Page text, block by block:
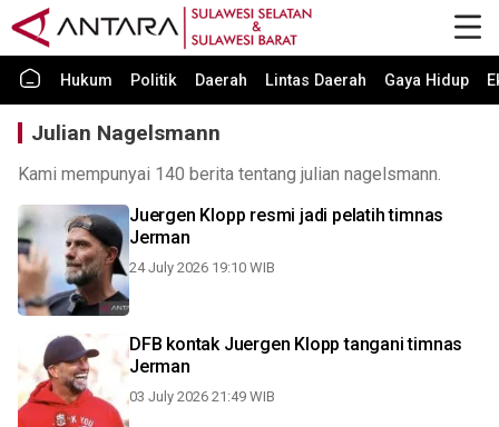
Hukum Politik Daerah Lintas Daerah Gaya Hidup
Julian Nagelsmann
Kami mempunyai 140 berita tentang julian nagelsmann.
Juergen Klopp resmi jadi pelatih timnas
Jerman
24 July 2026 19:10 WIB
DFB kontak Juergen Klopp tangani timnas
Jerman
03 July 2026 21:49 WIB